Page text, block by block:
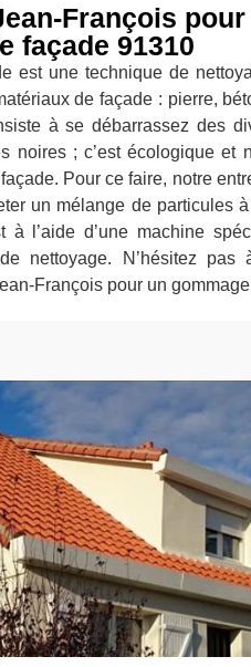
François pour
façade 91310
est une technique de
de façade : pierre,
à se débarrassez des
noires ; c’est écologique et
Pour ce faire, notre
un mélange de particules
à l’aide d’une machine
nettoyage. N’hésitez pas
François pour un